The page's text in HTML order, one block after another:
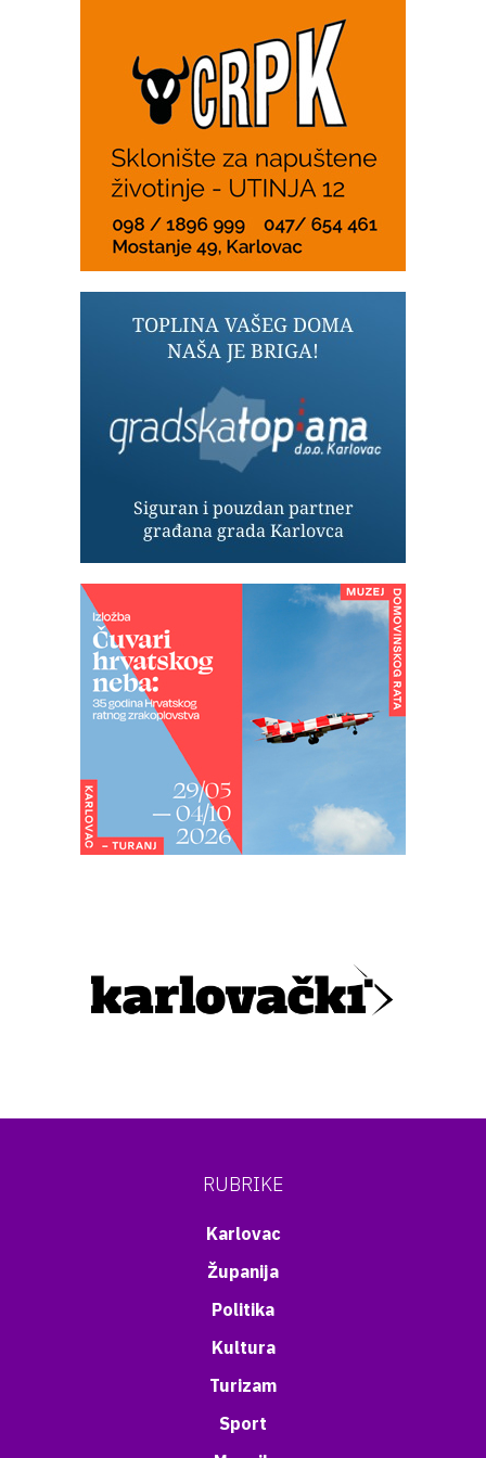
RUBRIKE
Karlovac
Županija
Politika
Kultura
Turizam
Sport